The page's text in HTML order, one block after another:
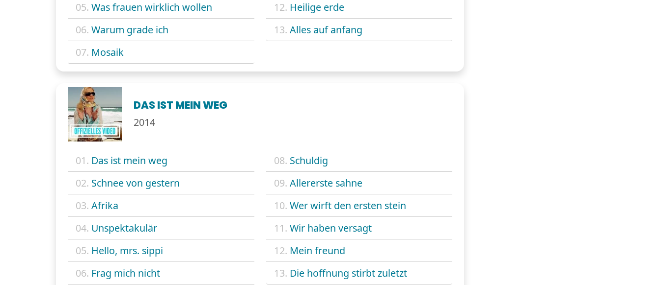
05. Was frauen wirklich wollen
06. Warum grade ich
07. Mosaik
12. Heilige erde
13. Alles auf anfang
DAS IST MEIN WEG
2014
01. Das ist mein weg
02. Schnee von gestern
03. Afrika
04. Unspektakulär
05. Hello, mrs. sippi
06. Frag mich nicht
08. Schuldig
09. Allererste sahne
10. Wer wirft den ersten stein
11. Wir haben versagt
12. Mein freund
13. Die hoffnung stirbt zuletzt